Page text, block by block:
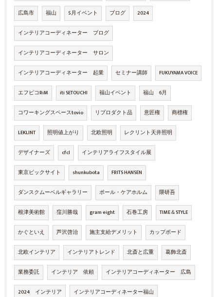
広島市 福山 5月イベント ブログ 2024
インテリアコーディネーター ブログ
インテリアコーディネーター サロン
インテリアコーディネーター 起業 セミナー講師 FUKUYAMA VOICE
エフピコRiM iti SETOUCHI 福山イベント 福山 6月
コワーキングスペースtovio リプロダクト品 意匠権 商標権
LEKLINT 照明値上がり 北欧照明 レクリント天井照明
デザイナーズ cfcl インテリアライフスタイル展
東京ビックサイト shunkubota FRITS HANSEN
ダンスクムーベルギャラリー ポール・ケアホルム 隈研吾
根津美術館 窪川勝哉 gram eight 石巻工房 TIME＆STYLE
かぐといえ 芦沢啓治 施主支給デメリット カップボード
北欧インテリア インテリアトレンド 北斎と広重 葛飾北斎
業務委託 インテリア 依頼 インテリアコーディネーター 広島
2024 インテリア インテリアコーディネーター福山